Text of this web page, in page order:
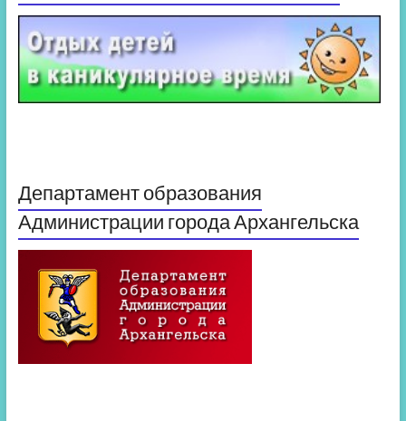
Департамент образования
Администрации города Архангельска